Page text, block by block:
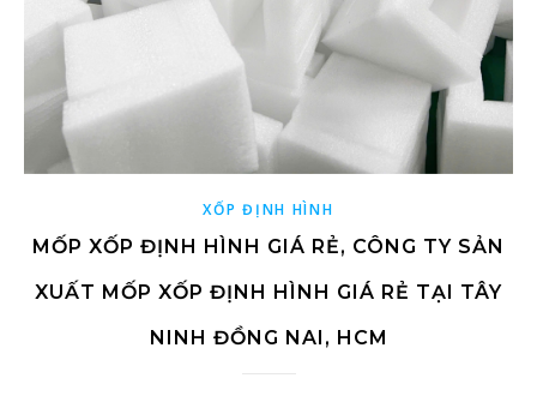
XỐP ĐỊNH HÌNH
MỐP XỐP ĐỊNH HÌNH GIÁ RẺ, CÔNG TY SẢN
XUẤT MỐP XỐP ĐỊNH HÌNH GIÁ RẺ TẠI TÂY
NINH ĐỒNG NAI, HCM